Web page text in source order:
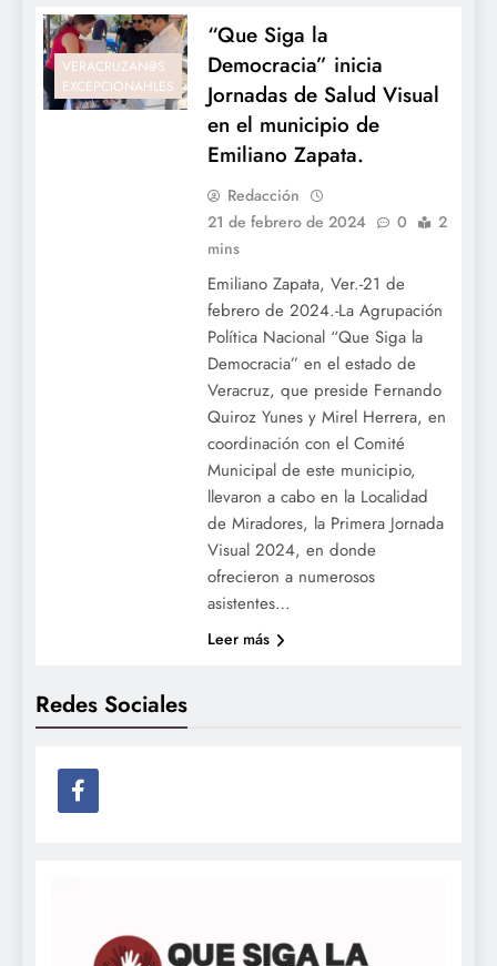
VERACRUZAN@S
EXCEPCIONAHLES
“Que Siga la
Democracia” inicia
Jornadas de Salud Visual
en el municipio de
Emiliano Zapata.
Redacción
21 de febrero de 2024
0
2
mins
Emiliano Zapata, Ver.-21 de
febrero de 2024.-La Agrupación
Política Nacional “Que Siga la
Democracia” en el estado de
Veracruz, que preside Fernando
Quiroz Yunes y Mirel Herrera, en
coordinación con el Comité
Municipal de este municipio,
llevaron a cabo en la Localidad
de Miradores, la Primera Jornada
Visual 2024, en donde
ofrecieron a numerosos
asistentes…
Leer más
Redes Sociales